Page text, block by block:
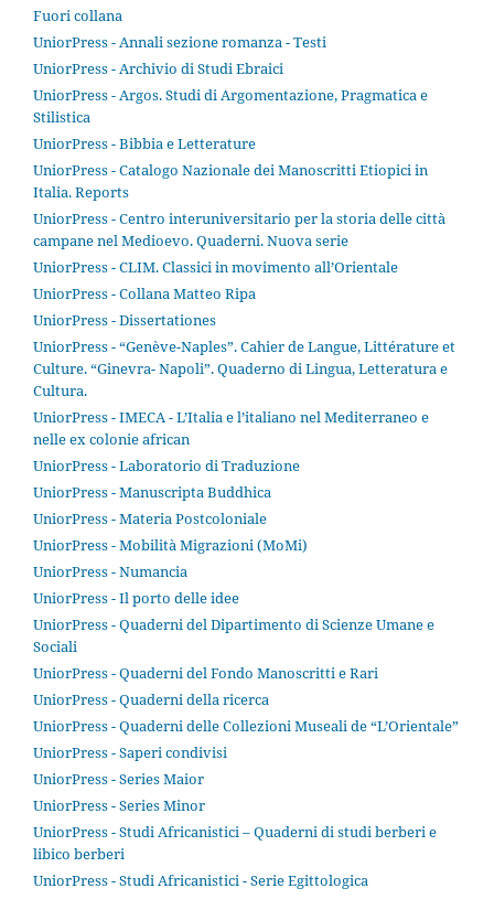
Fuori collana
UniorPress - Annali sezione romanza - Testi
UniorPress - Archivio di Studi Ebraici
UniorPress - Argos. Studi di Argomentazione, Pragmatica e
Stilistica
UniorPress - Bibbia e Letterature
UniorPress - Catalogo Nazionale dei Manoscritti Etiopici in
Italia. Reports
UniorPress - Centro interuniversitario per la storia delle città
campane nel Medioevo. Quaderni. Nuova serie
UniorPress - CLIM. Classici in movimento all’Orientale
UniorPress - Collana Matteo Ripa
UniorPress - Dissertationes
UniorPress - “Genève-Naples”. Cahier de Langue, Littérature et
Culture. “Ginevra- Napoli”. Quaderno di Lingua, Letteratura e
Cultura.
UniorPress - IMECA - L’Italia e l’italiano nel Mediterraneo e
nelle ex colonie african
UniorPress - Laboratorio di Traduzione
UniorPress - Manuscripta Buddhica
UniorPress - Materia Postcoloniale
UniorPress - Mobilità Migrazioni (MoMi)
UniorPress - Numancia
UniorPress - Il porto delle idee
UniorPress - Quaderni del Dipartimento di Scienze Umane e
Sociali
UniorPress - Quaderni del Fondo Manoscritti e Rari
UniorPress - Quaderni della ricerca
UniorPress - Quaderni delle Collezioni Museali de “L’Orientale”
UniorPress - Saperi condivisi
UniorPress - Series Maior
UniorPress - Series Minor
UniorPress - Studi Africanistici – Quaderni di studi berberi e
libico berberi
UniorPress - Studi Africanistici - Serie Egittologica